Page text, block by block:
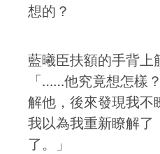
想的？
藍曦臣扶額的手背上
「……他究竟想怎樣
解他，後來發現我不
我以為我重新瞭解了
了。」